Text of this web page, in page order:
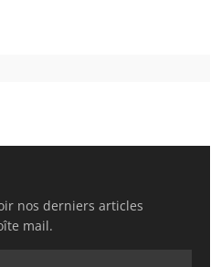
nos derniers articles
mail.